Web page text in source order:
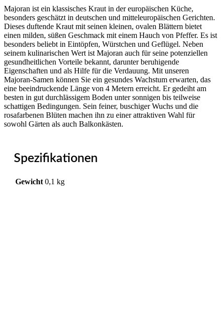
Majoran ist ein klassisches Kraut in der europäischen Küche,
besonders geschätzt in deutschen und mitteleuropäischen Gerichten.
Dieses duftende Kraut mit seinen kleinen, ovalen Blättern bietet
einen milden, süßen Geschmack mit einem Hauch von Pfeffer. Es ist
besonders beliebt in Eintöpfen, Würstchen und Geflügel. Neben
seinem kulinarischen Wert ist Majoran auch für seine potenziellen
gesundheitlichen Vorteile bekannt, darunter beruhigende
Eigenschaften und als Hilfe für die Verdauung. Mit unseren
Majoran-Samen können Sie ein gesundes Wachstum erwarten, das
eine beeindruckende Länge von 4 Metern erreicht. Er gedeiht am
besten in gut durchlässigem Boden unter sonnigen bis teilweise
schattigen Bedingungen. Sein feiner, buschiger Wuchs und die
rosafarbenen Blüten machen ihn zu einer attraktiven Wahl für
sowohl Gärten als auch Balkonkästen.
Spezifikationen
Gewicht 0,1 kg